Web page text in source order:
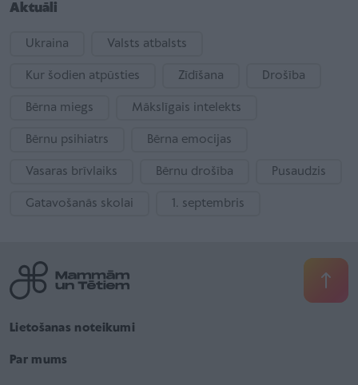
Aktuāli
Ukraina Valsts atbalsts
Kur šodien atpūsties Zīdīšana Drošība
Bērna miegs Mākslīgais intelekts
Bērnu psihiatrs Bērna emocijas
Vasaras brīvlaiks Bērnu drošība Pusaudzis
Gatavošanās skolai 1. septembris
Lietošanas noteikumi
Par mums